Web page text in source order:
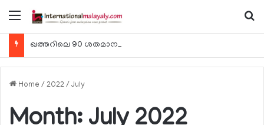
Menu
Home / 2022 / July
Month: July 2022